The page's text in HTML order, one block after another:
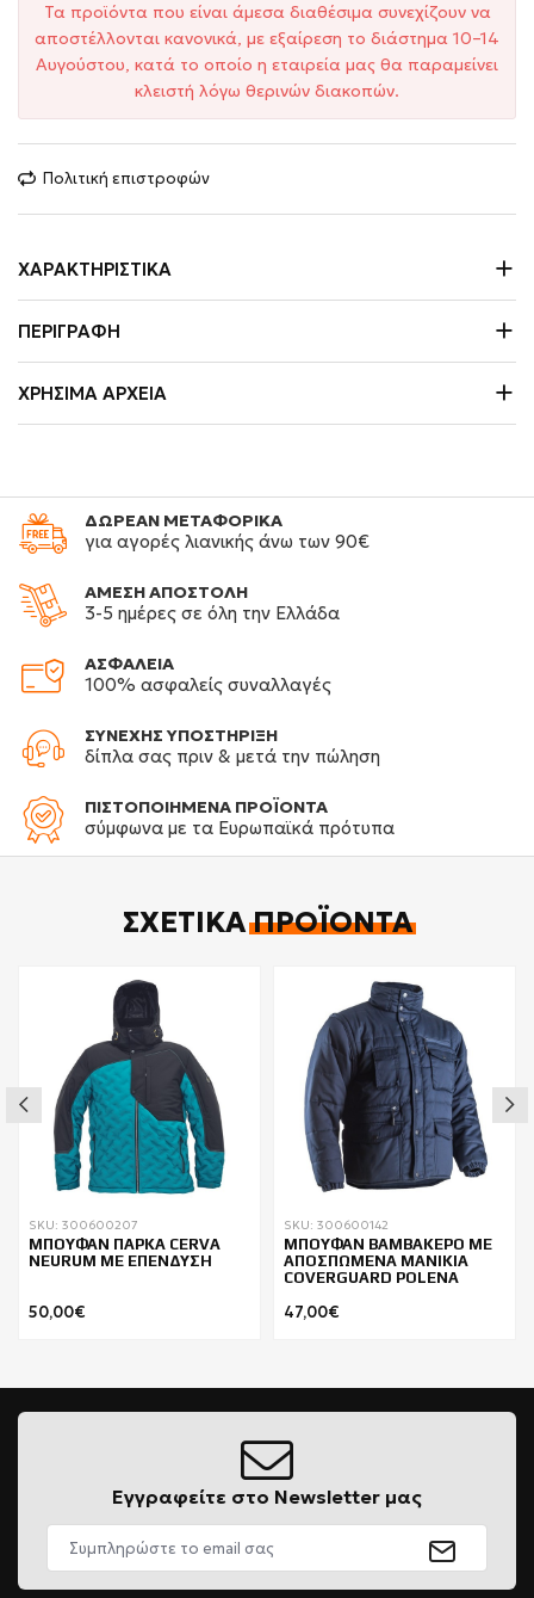
Τα προϊόντα που είναι άμεσα διαθέσιμα συνεχίζουν να
αποστέλλονται κανονικά, με εξαίρεση το διάστημα 10–14
Αυγούστου, κατά το οποίο η εταιρεία μας θα παραμείνει
κλειστή λόγω θερινών διακοπών.
Πολιτική επιστροφών
ΧΑΡΑΚΤΗΡΙΣΤΙΚΆ
ΠΕΡΙΓΡΑΦΉ
ΧΡΉΣΙΜΑ ΑΡΧΕΊΑ
ΔΩΡΕΑΝ ΜΕΤΑΦΟΡΙΚΑ
για αγορές λιανικής άνω των 90€
ΑΜΕΣΗ ΑΠΟΣΤΟΛΗ
3-5 ημέρες σε όλη την Ελλάδα
ΑΣΦΑΛΕΙΑ
100% ασφαλείς συναλλαγές
ΣΥΝΕΧΗΣ ΥΠΟΣΤΗΡΙΞΗ
δίπλα σας πριν & μετά την πώληση
ΠΙΣΤΟΠΟΙΗΜΕΝΑ ΠΡΟΪΟΝΤΑ
σύμφωνα με τα Ευρωπαϊκά πρότυπα
ΣΧΕΤΙΚΆΠΡΟΪΌΝΤΑ
SKU: 300600207
ΜΠΟΥΦΑΝ ΠΑΡΚΑ CERVA
NEURUM ΜΕ ΕΠΕΝΔΥΣΗ
50,00€
SKU: 300600142
ΜΠΟΥΦΑΝ ΒΑΜΒΑΚΕΡΟ ΜΕ
ΑΠΟΣΠΩΜΕΝΑ ΜΑΝΙΚΙΑ
COVERGUARD POLENA
47,00€
Εγγραφείτε στο Newsletter μας